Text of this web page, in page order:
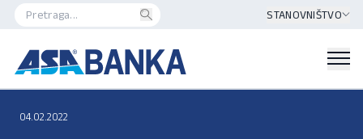
STANOVNIŠTVO
04.02.2022